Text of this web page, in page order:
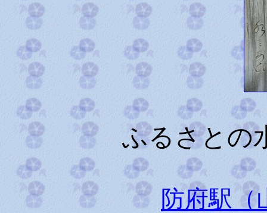
ふるさとの
防府駅（